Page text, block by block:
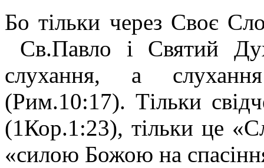
Бо тільки через Своє
Св.Павло і Святий
слухання, а
(Рим.10:17). Тільки
(1Кор.1:23), тільки це
«силою Божою на